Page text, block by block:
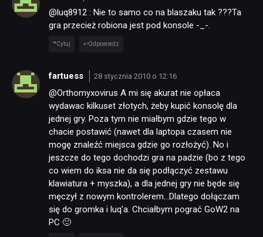
@luq8912 : Nie to samo co na blaszaku tak ???Ta
gra przecież robiona jest pod konsole -_-.
Cytuj Odpowiedz
fartuess 28 stycznia 2010 o 12:16
@Orthomyxovirus A mi się akurat nie opłaca
wydawac kilkuset złotych, żeby kupić konsolę dla
jednej gry. Poza tym nie miałbym gdzie tego w
chacie postawić (nawet dla laptopa czasem nie
mogę znaleźć miejsca gdzie go rozłożyć). No i
jeszcze do tego dochodzi gra na padzie (bo z tego
co wiem do iksa nie da się podłączyć zestawu
klawiatura + myszka), a dla jednej gry nie będe się
męczył z nowym kontrolerem…Dlatego dołączam
się do gromka i luq’a. Chciałbym pograć GoW2 na
PC 🙂